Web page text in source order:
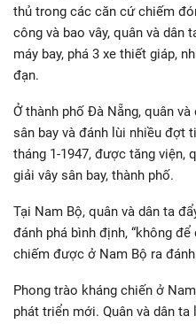
thủ trong các căn cứ chiếm
công và bao vây, quân và dân
máy bay, phá 3 xe thiết giáp,
đạn.
Ở thành phố Đà Nẵng, quân
sân bay và đánh lùi nhiều đợt
tháng 1-1947, được tăng viện,
giải vây sân bay, thành phố.
Tại Nam Bộ, quân và dân ta
đánh phá bình định, “không
chiếm được ở Nam Bộ ra đánh
Phong trào kháng chiến ở
phát triển mới. Quân và dân